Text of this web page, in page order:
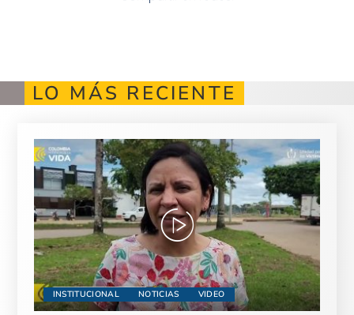
LO MÁS RECIENTE
INSTITUCIONAL NOTICIAS VIDEO